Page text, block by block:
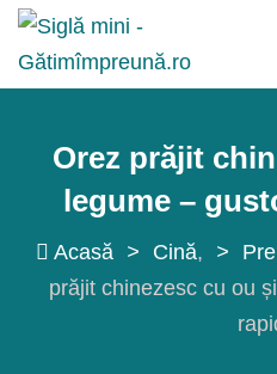
Sări
conținut
Orez prăjit
legume –
Acasă > Cină >
prăjit chinezesc cu ou